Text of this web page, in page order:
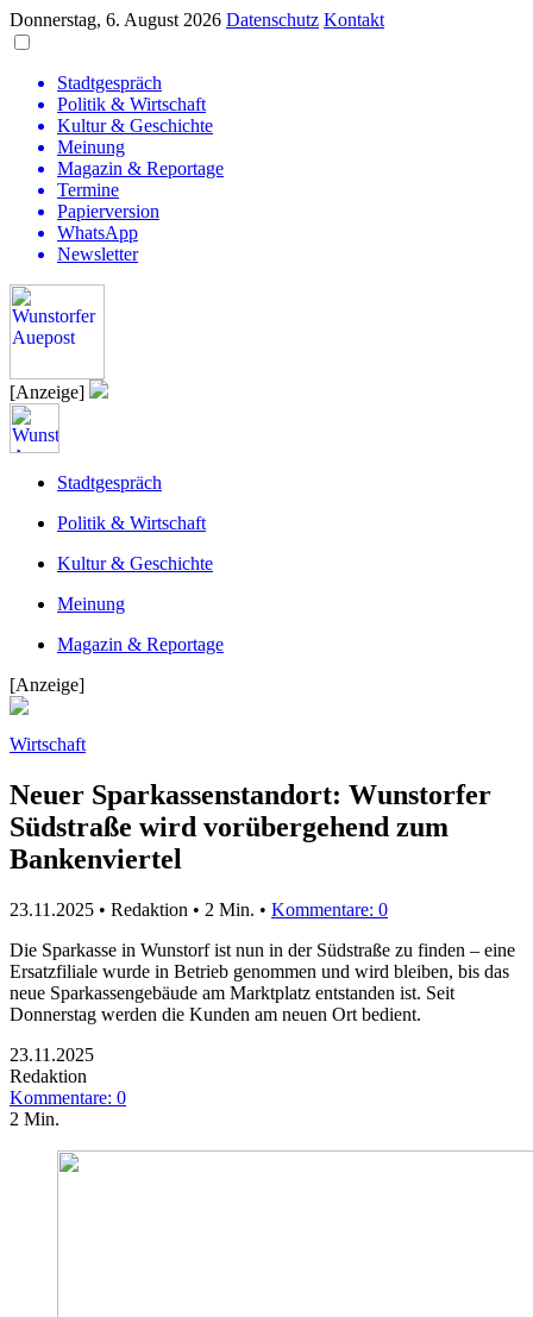
Donnerstag, 6. August 2026 Datenschutz Kontakt
Stadtgespräch
Politik & Wirtschaft
Kultur & Geschichte
Meinung
Magazin & Reportage
Termine
Papierversion
WhatsApp
Newsletter
[Anzeige]
Stadtgespräch
Politik & Wirtschaft
Kultur & Geschichte
Meinung
Magazin & Reportage
[Anzeige]
Wirtschaft
Neuer Sparkassenstandort: Wunstorfer
Südstraße wird vorübergehend zum
Bankenviertel
23.11.2025 • Redaktion • 2 Min. • Kommentare: 0
Die Sparkasse in Wunstorf ist nun in der Südstraße zu finden – eine
Ersatzfiliale wurde in Betrieb genommen und wird bleiben, bis das
neue Sparkassengebäude am Marktplatz entstanden ist. Seit
Donnerstag werden die Kunden am neuen Ort bedient.
23.11.2025
Redaktion
Kommentare: 0
2 Min.